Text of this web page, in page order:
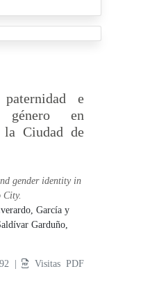
e
género en
la Ciudad de
gender identity in
City.
García y
Garduño,
|
Visitas PDF